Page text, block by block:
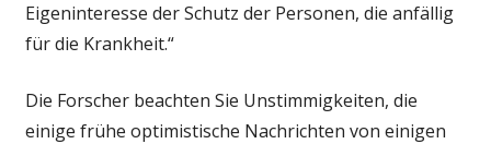
Eigeninteresse der Schutz der Personen, die anfällig
für die Krankheit.“
Die Forscher beachten Sie Unstimmigkeiten, die
einige frühe optimistische Nachrichten von einigen